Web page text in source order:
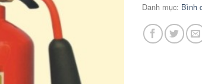
Danh mục: Bình